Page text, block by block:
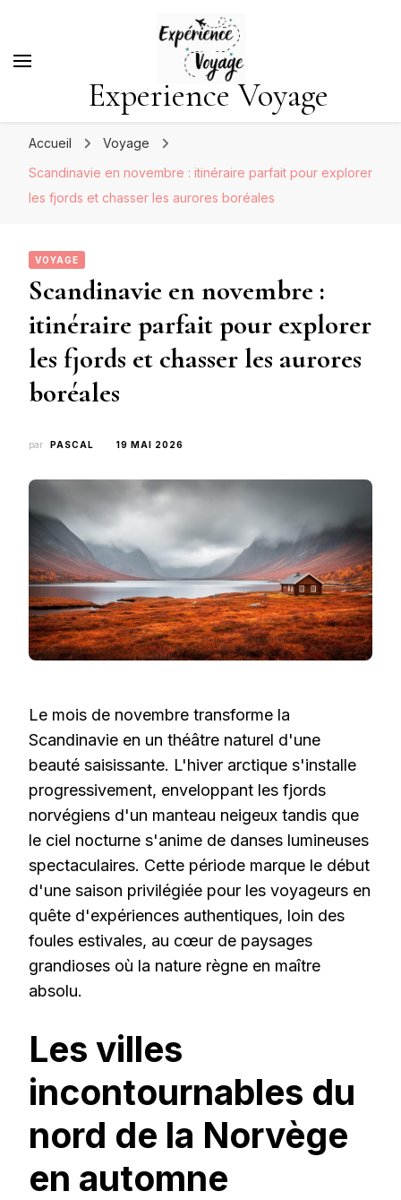
Experience Voyage
Accueil
Voyage
Scandinavie en novembre : itinéraire parfait pour explorer
les fjords et chasser les aurores boréales
VOYAGE
Scandinavie en novembre :
itinéraire parfait pour explorer
les fjords et chasser les aurores
boréales
par PASCAL 19 MAI 2026
Le mois de novembre transforme la
Scandinavie en un théâtre naturel d'une
beauté saisissante. L'hiver arctique s'installe
progressivement, enveloppant les fjords
norvégiens d'un manteau neigeux tandis que
le ciel nocturne s'anime de danses lumineuses
spectaculaires. Cette période marque le début
d'une saison privilégiée pour les voyageurs en
quête d'expériences authentiques, loin des
foules estivales, au cœur de paysages
grandioses où la nature règne en maître
absolu.
Les villes
incontournables du
nord de la Norvège
en automne